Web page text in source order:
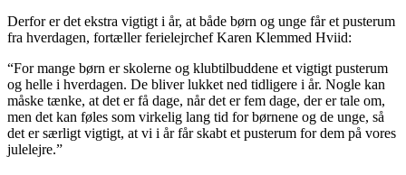
Derfor er det ekstra vigtigt i år, at både børn og unge får et pusterum
fra hverdagen, fortæller ferielejrchef Karen Klemmed Hviid:
“For mange børn er skolerne og klubtilbuddene et vigtigt pusterum
og helle i hverdagen. De bliver lukket ned tidligere i år. Nogle kan
måske tænke, at det er få dage, når det er fem dage, der er tale om,
men det kan føles som virkelig lang tid for børnene og de unge, så
det er særligt vigtigt, at vi i år får skabt et pusterum for dem på vores
julelejre.”